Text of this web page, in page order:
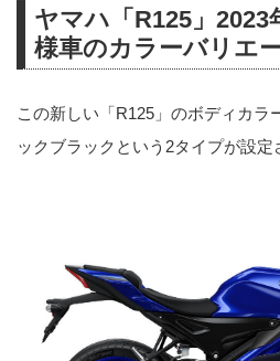
ヤマハ「R125」2023
様車のカラーバリエ
この新しい「R125」のボディカラ
ックブラックという2タイプが設定